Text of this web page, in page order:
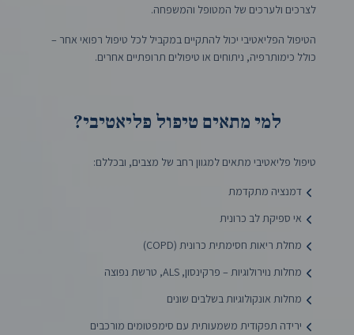
לצרכים ולערכים של המטופל והמשפחה.
הטיפול הפליאטיבי יכול להתקיים במקביל לכל טיפול רפואי אחר –
כולל כימותרפיה, ניתוחים או טיפולים תרופתיים אחרים.
למי מתאים טיפול פליאטיבי?
טיפול פליאטיבי מתאים למגוון רחב של מצבים, ובכללם:
דמנציה מתקדמת
אי ספיקת לב כרונית
מחלת ריאות חסימתית כרונית (COPD)
מחלות נוירולוגיות – פרקינסון, ALS, טרשת נפוצה
מחלות אונקולוגיות בשלבים שונים
ירידה תפקודית משמעותית עם סימפטומים מורכבים